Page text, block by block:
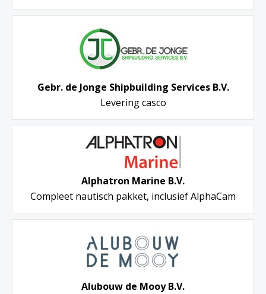
Gebr. de Jonge Shipbuilding Services B.V.
Levering casco
Alphatron Marine B.V.
Compleet nautisch pakket, inclusief AlphaCam
Alubouw de Mooy B.V.